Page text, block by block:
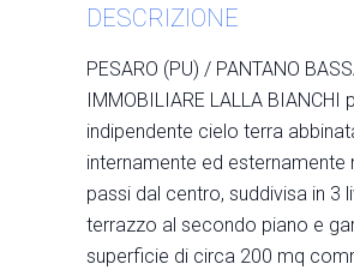
DESCRIZIONE
PESARO (PU) / PANTANO
IMMOBILIARE LALLA
indipendente cielo terra
internamente ed esternamente
passi dal centro, suddivisa in 3
terrazzo al secondo piano e
superficie di circa 200 mq